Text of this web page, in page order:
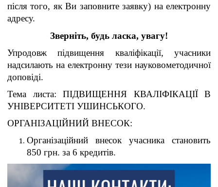
після того, як Ви заповните заявку) на електронну
адресу.
Зверніть, будь ласка, увагу!
Упродовж підвищення кваліфікації, учасники
надсилають на електронну тези науковометодичної
доповіді.
Тема листа: ПІДВИЩЕННЯ КВАЛІФІКАЦІЇ В
УНІВЕРСИТЕТІ УШИНСЬКОГО.
ОРГАНІЗАЦІЙНИЙ ВНЕСОК:
Організаційний внесок учасника становить
850 грн. за 6 кредитів.